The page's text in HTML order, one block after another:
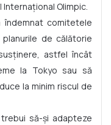
Olimpic.
îndemnat comitetele
de călătorie
astfel încât
la Tokyo sau să
la minim riscul de
să-şi adapteze